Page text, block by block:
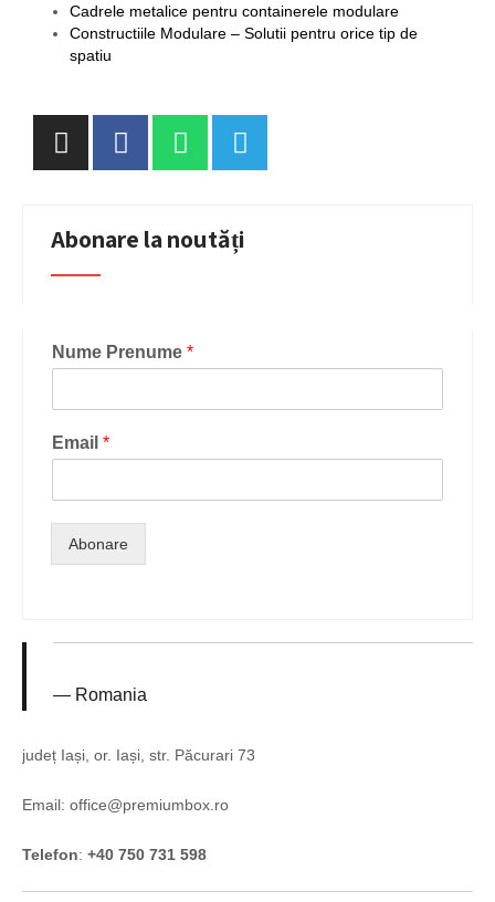
Cadrele metalice pentru containerele modulare
Constructiile Modulare – Solutii pentru orice tip de
spatiu
Abonare la noutăți
Nume Prenume *
Email *
Abonare
Romania
județ Iași, or. Iași, str. Păcurari 73
Email: office@premiumbox.ro
Telefon: +40 750 731 598